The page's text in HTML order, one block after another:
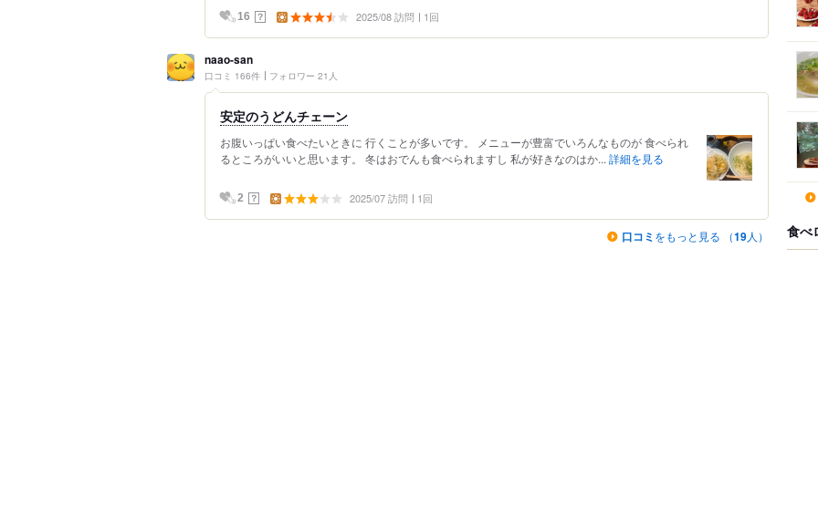
16 ？ 2025/08 訪問 1回
naao-san
口コミ 166件 フォロワー 21人
安定のうどんチェーン
お腹いっぱい食べたいときに 行くことが多いです。 メニューが豊富でいろんなものが 食べられ
るところがいいと思います。 冬はおでんも食べられますし 私が好きなのはか... 詳細を見る
2 ？ 2025/07 訪問 1回
口コミ をもっと見る （19人） 食べ